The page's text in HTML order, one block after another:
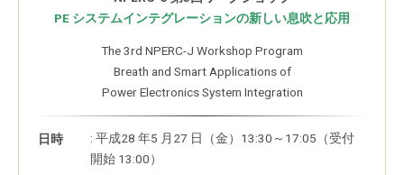
PE システムインテグレーションの新しい息吹と応用
The 3rd NPERC-J Workshop Program
Breath and Smart Applications of
Power Electronics System Integration
日時
: 平成28 年5 月27 日（金）13:30～17:05（受付
開始 13:00）